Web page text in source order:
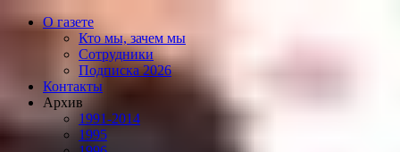
О газете
Кто мы, зачем мы
Сотрудники
Подписка 2026
Контакты
Архив
1991-2014
1995